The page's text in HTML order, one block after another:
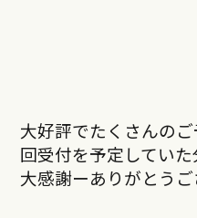
大好評でたくさんの
回受付を予定してい
大感謝ーありがとうご